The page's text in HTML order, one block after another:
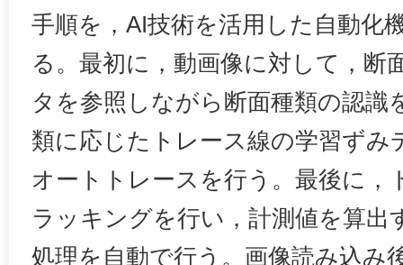
手順を，AI技術を活用した自動化
る。最初に，動画像に対して，断
タを参照しながら断面種類の認識
類に応じたトレース線の学習ずみ
オートトレースを行う。最後に，
ラッキングを行い，計測値を算出
処理を自動で行う。画像読み込み